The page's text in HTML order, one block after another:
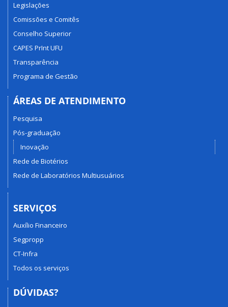
Legislações
Comissões e Comitês
Conselho Superior
CAPES PrInt UFU
Transparência
Programa de Gestão
ÁREAS DE ATENDIMENTO
Pesquisa
Pós-graduação
Inovação
Rede de Biotérios
Rede de Laboratórios Multiusuários
SERVIÇOS
Auxílio Financeiro
Segpropp
CT-Infra
Todos os serviços
DÚVIDAS?